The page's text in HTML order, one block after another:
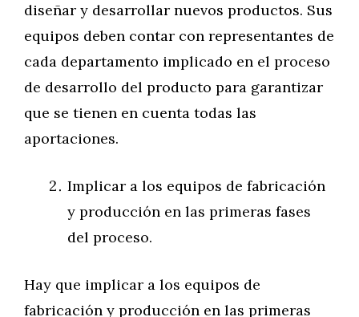
diseñar y desarrollar nuevos productos. Sus
equipos deben contar con representantes de
cada departamento implicado en el proceso
de desarrollo del producto para garantizar
que se tienen en cuenta todas las
aportaciones.
Implicar a los equipos de fabricación
y producción en las primeras fases
del proceso.
Hay que implicar a los equipos de
fabricación y producción en las primeras